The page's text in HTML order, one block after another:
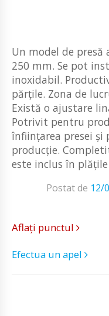
Un model de
250 mm. Se pot
inoxidabil.
părțile. Zona de
Există o ajustare
Potrivit pentru
înființarea presei și
producție.
este inclus în
Postat de 12/
Aflați punctul
Efectua un apel